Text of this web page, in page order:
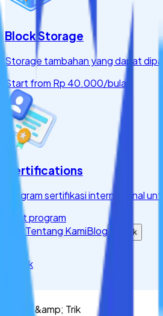
Block Storage
Storage tambahan yang dapat
Start from Rp 40.000/bulan
Certifications
Program sertifikasi internasional
Lihat program
FiturTentang KamiBlog Kontak
Masuk
Tips &amp; Trik